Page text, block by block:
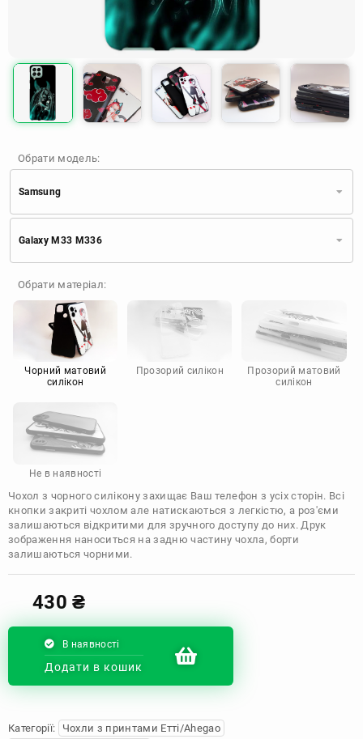
Обрати модель:
Samsung
Apple
Huawei
TECNO
Google
Doogee
Infinix
Sony
Motorola
Galaxy M33 M336
Обрати матеріал:
Чорний матовий
силікон
Прозорий силікон
Прозорий матовий
силікон
Не в наявності
Чохол з чорного силікону захищає Ваш телефон з усіх сторін. Всі
кнопки закриті чохлом але натискаються з легкістю, а роз'єми
залишаються відкритими для зручного доступу до них. Друк
зображення наноситься на задню частину чохла, борти
залишаються чорними.
430₴
В наявності
Додати в кошик
Категорії:
Чохли з принтами Етті/Ahegao